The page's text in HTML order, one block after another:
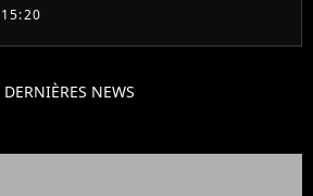
15:20
DERNIÈRES NEWS